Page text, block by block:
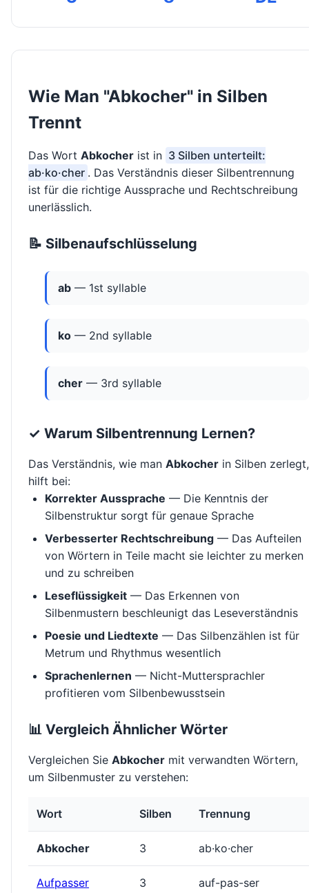
Wie Man "Abkocher" in Silben
Trennt
Das Wort Abkocher ist in 3 Silben unterteilt:
ab·ko·cher . Das Verständnis dieser Silbentrennung
ist für die richtige Aussprache und Rechtschreibung
unerlässlich.
📝 Silbenaufschlüsselung
ab — 1st syllable
ko — 2nd syllable
cher — 3rd syllable
✓ Warum Silbentrennung Lernen?
Das Verständnis, wie man Abkocher in Silben zerlegt,
hilft bei:
Korrekter Aussprache — Die Kenntnis der
Silbenstruktur sorgt für genaue Sprache
Verbesserter Rechtschreibung — Das Aufteilen
von Wörtern in Teile macht sie leichter zu merken
und zu schreiben
Leseflüssigkeit — Das Erkennen von
Silbenmustern beschleunigt das Leseverständnis
Poesie und Liedtexte — Das Silbenzählen ist für
Metrum und Rhythmus wesentlich
Sprachenlernen — Nicht-Muttersprachler
profitieren vom Silbenbewusstsein
📊 Vergleich Ähnlicher Wörter
Vergleichen Sie Abkocher mit verwandten Wörtern,
um Silbenmuster zu verstehen:
Wort Silben Trennung
Abkocher 3 ab·ko·cher
Aufpasser 3 auf-pas-ser